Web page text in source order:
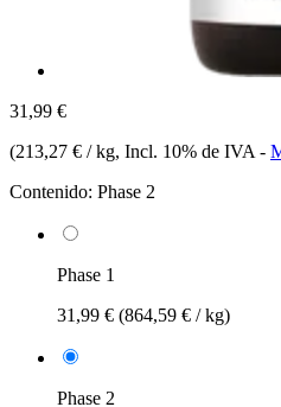
31,99 €
(213,27 € / kg, Incl. 10% de IVA -
Contenido: Phase 2
Phase 1
31,99 € (864,59 € / kg)
Phase 2